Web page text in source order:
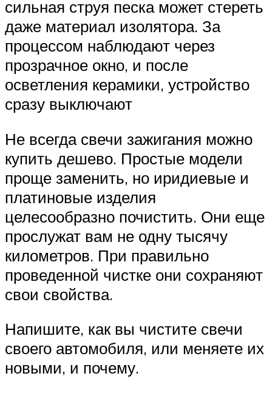
сильная струя песка может стереть
даже материал изолятора. За
процессом наблюдают через
прозрачное окно, и после
осветления керамики, устройство
сразу выключают
Не всегда свечи зажигания можно
купить дешево. Простые модели
проще заменить, но иридиевые и
платиновые изделия
целесообразно почистить. Они еще
прослужат вам не одну тысячу
километров. При правильно
проведенной чистке они сохраняют
свои свойства.
Напишите, как вы чистите свечи
своего автомобиля, или меняете их
новыми, и почему.